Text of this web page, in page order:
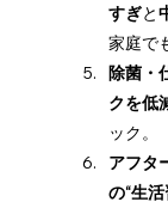
すぎと
家庭で
除菌・
クを低
ック。
アフタ
の“生